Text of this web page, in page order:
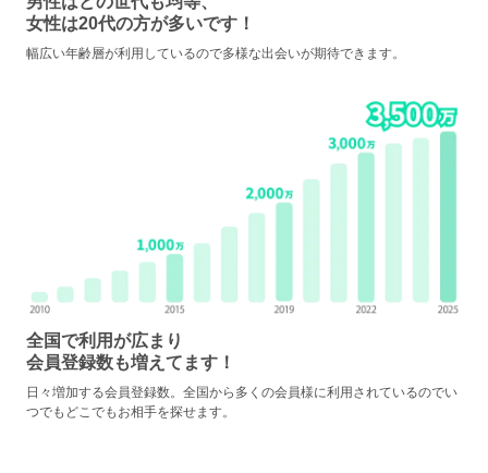
女性は20代の方が多いです！
幅広い年齢層が利用しているので多様な出会いが期待できます。
全国で利用が広まり
会員登録数も増えてます！
日々増加する会員登録数。全国から多くの会員様に利用されているのでい
つでもどこでもお相手を探せます。